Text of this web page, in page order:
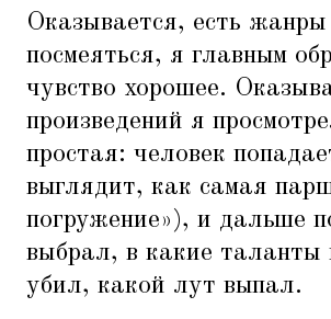
Оказывается, есть
посмеяться, я главным
чувство хорошее.
произведений я
простая: человек
выглядит, как самая
погружение»), и дальше
выбрал, в какие таланты
убил, какой лут выпал.